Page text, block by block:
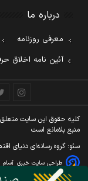
درباره ما
معرفی روزنامه
آئین نامه اخلاق
کليه حقوق اين سايت متعلق
منبع بلامانع است
سئو: گروه رسانه‌ای دنیای
طراحی سایت خبری آسام